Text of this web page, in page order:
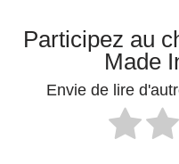
Participez au
Made
Envie de lire